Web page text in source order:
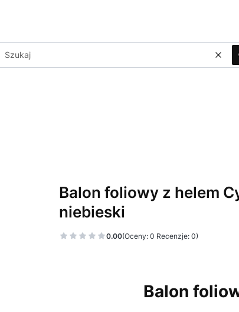
Balon foliowy z helem
niebieski
0.00(Oceny: 0 Recenzje: 0)
Balon